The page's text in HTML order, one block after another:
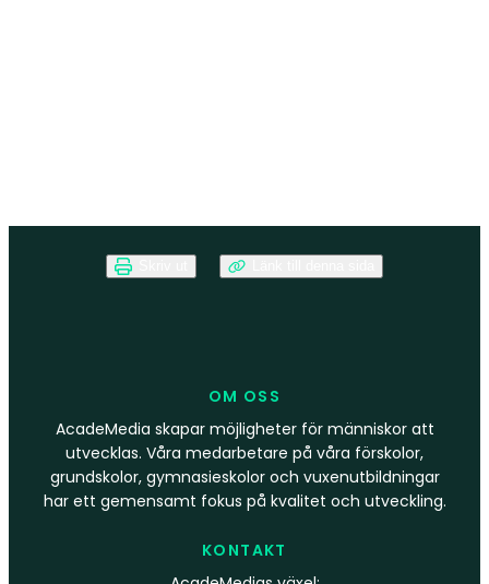
OM OSS
AcadeMedia skapar möjligheter för människor att
utvecklas. Våra medarbetare på våra förskolor,
grundskolor, gymnasieskolor och vuxenutbildningar
har ett gemensamt fokus på kvalitet och utveckling.
KONTAKT